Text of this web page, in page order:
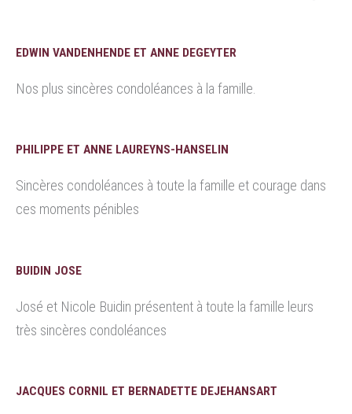
EDWIN VANDENHENDE ET ANNE DEGEYTER
Nos plus sincères condoléances à la famille.
PHILIPPE ET ANNE LAUREYNS-HANSELIN
Sincères condoléances à toute la famille et courage dans
ces moments pénibles
BUIDIN JOSE
José et Nicole Buidin présentent à toute la famille leurs
très sincères condoléances
JACQUES CORNIL ET BERNADETTE DEJEHANSART